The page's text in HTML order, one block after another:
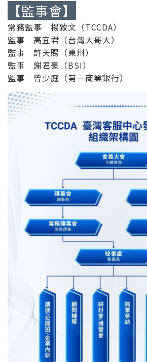
【監事會】
常務監事 楊致文（TCCDA）
監事 高宜君（台灣大哥大）
監事 許天賜（東州）
監事 謝君豪（BSI）
監事 曾少庭（第一商業銀行）